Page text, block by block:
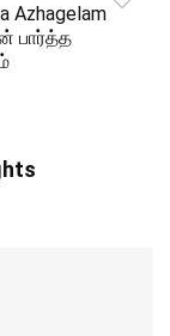
Azhagelam
பார்த்த